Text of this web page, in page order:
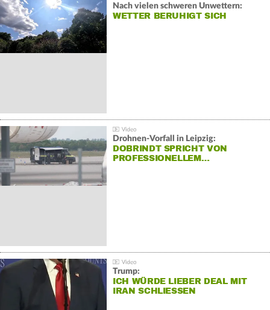
Nach vielen schweren Unwettern:
WETTER BERUHIGT SICH
Drohnen-Vorfall in Leipzig:
DOBRINDT SPRICHT VON
PROFESSIONELLEM…
Trump:
ICH WÜRDE LIEBER DEAL MIT
IRAN SCHLIESSEN